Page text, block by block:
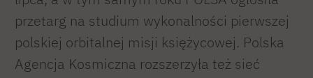
przetarg na studium wykonalności pierwszej
polskiej orbitalnej misji księżycowej. Polska
Agencja Kosmiczna rozszerzyła też sieć